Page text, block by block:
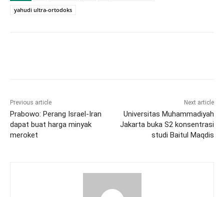
yahudi ultra-ortodoks
Previous article
Prabowo: Perang Israel-Iran
dapat buat harga minyak
meroket
Next article
Universitas Muhammadiyah
Jakarta buka S2 konsentrasi
studi Baitul Maqdis